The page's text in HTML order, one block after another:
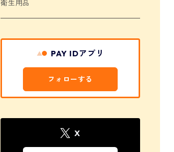
Tシャツ
衛生用品
PAY IDアプリ
フォローする
X